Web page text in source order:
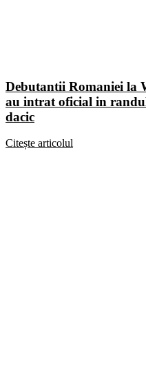
Debutantii Romaniei la
au intrat oficial in
dacic
Citește articolul